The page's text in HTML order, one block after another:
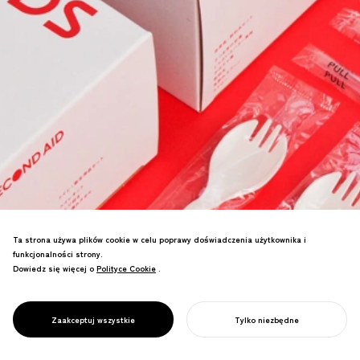
PROJECT
DRUGA POMOC
survivalowe i informacje, tworząc
jednocześnie regionalny przemysł.
Ta strona używa plików cookie w celu poprawy doświadczenia użytkownika i
funkcjonalności strony.
Dowiedz się więcej o Polityce Cookie
Polityce Cookie .
Zaakceptuj wszystkie Tylko niezbędne